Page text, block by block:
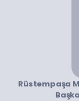
Rüstempaşa